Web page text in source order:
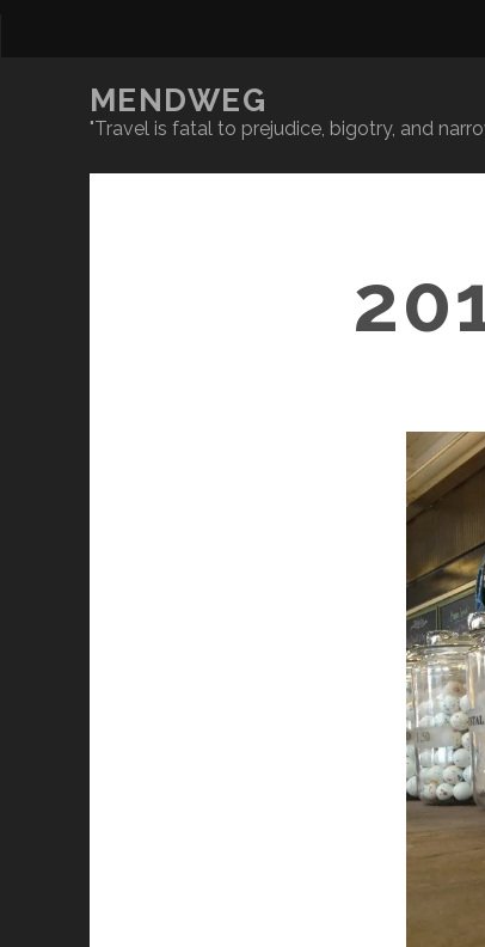
MENDWEG
"Travel is fatal to prejudice, bigotry, and